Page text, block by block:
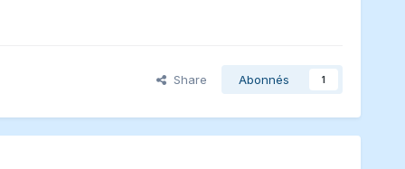
Share Abonnés 1